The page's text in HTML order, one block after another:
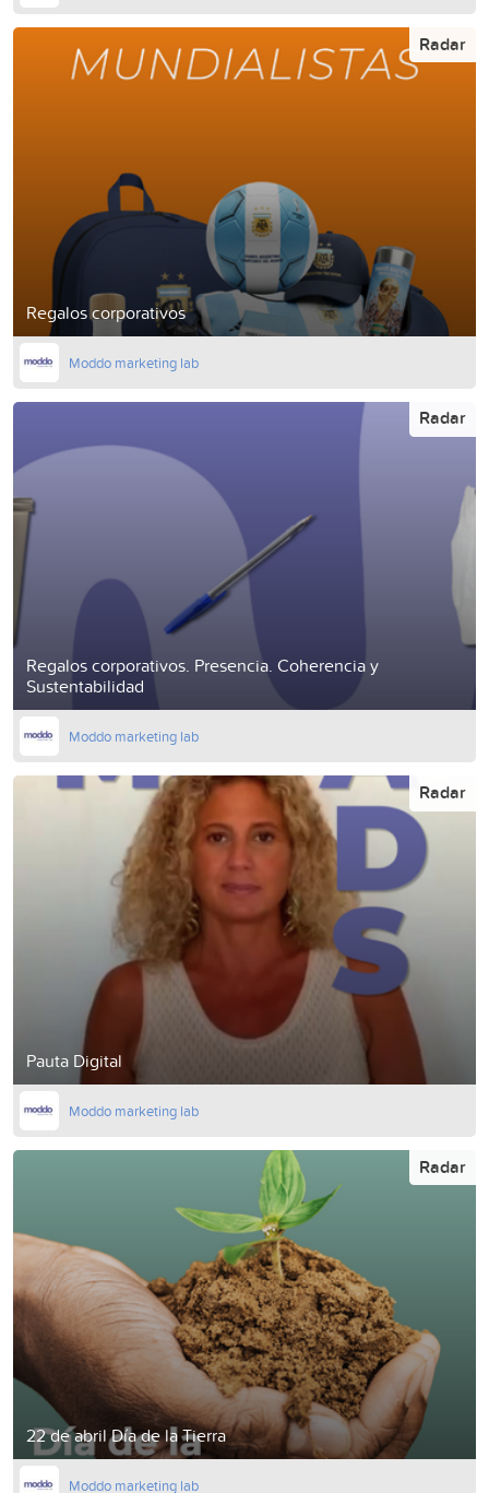
Regalos corporativos
Radar
Moddo marketing lab
Regalos corporativos. Presencia. Coherencia y
Sustentabilidad
Radar
Moddo marketing lab
Pauta Digital
Radar
Moddo marketing lab
22 de abril Día de la Tierra
Radar
Moddo marketing lab